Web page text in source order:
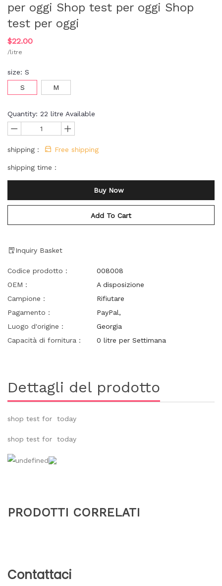
per oggi Shop test per oggi Shop
test per oggi
$22.00
/litre
size: S
S
M
Quantity: 22 litre Available
shipping： Free shipping
shipping time：
Buy Now
Add To Cart
Inquiry Basket
Codice prodotto：
008008
OEM：
A disposizione
Campione：
Rifiutare
Pagamento：
PayPal,
Luogo d'origine：
Georgia
Capacità di fornitura：
0 litre per Settimana
Dettagli del prodotto
shop test for today
shop test for today
PRODOTTI CORRELATI
Contattaci